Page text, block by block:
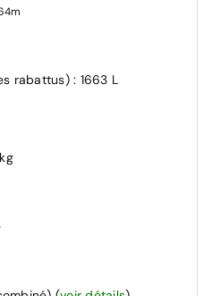
rabattus) : 1663 L